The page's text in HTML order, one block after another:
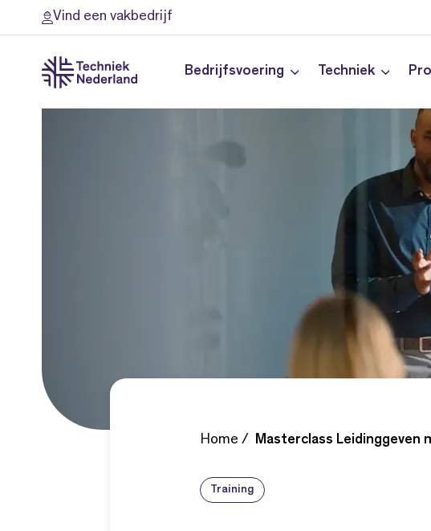
Vind een vakbedrijf
Bedrijfsvoering Techniek
Home Masterclass Leidinggeven
Training